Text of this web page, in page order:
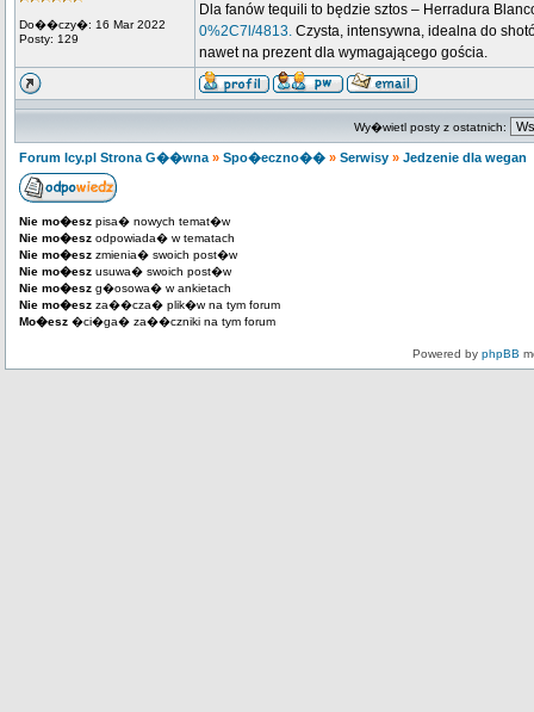
Do��czy�: 16 Mar 2022
Posty: 129
Dla fanów tequili to będzie sztos – Herradura
0%2C7l/4813. Czysta, intensywna, idealna do
nawet na prezent dla wymagającego gościa.
Wy�wietl posty z ostatnich:
Forum Icy.pl Strona G��wna » Spo�eczno�� » Serwisy » Jedzenie dla wegan
Nie mo�esz pisa� nowych temat�w
Nie mo�esz odpowiada� w tematach
Nie mo�esz zmienia� swoich post�w
Nie mo�esz usuwa� swoich post�w
Nie mo�esz g�osowa� w ankietach
Nie mo�esz za��cza� plik�w na tym forum
Mo�esz �ci�ga� za��czniki na tym forum
Powered by phpBB